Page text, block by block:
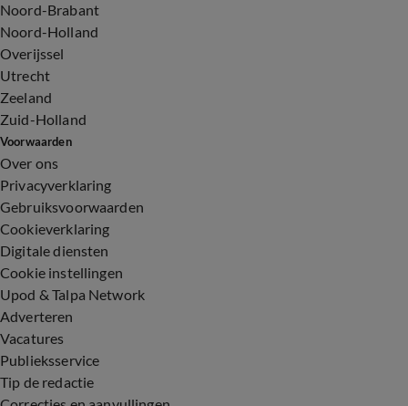
Noord-Brabant
Noord-Holland
Overijssel
Utrecht
Zeeland
Zuid-Holland
Voorwaarden
Over ons
Privacyverklaring
Gebruiksvoorwaarden
Cookieverklaring
Digitale diensten
Cookie instellingen
Upod & Talpa Network
Adverteren
Vacatures
Publieksservice
Tip de redactie